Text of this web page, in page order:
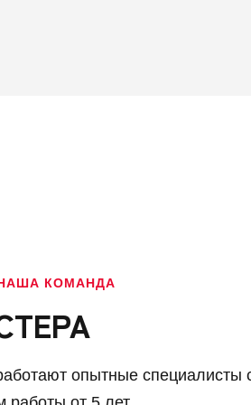
КОМАНДА
опытные специалисты